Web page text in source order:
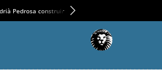
Pedrosa construirá la nueva residencia en el